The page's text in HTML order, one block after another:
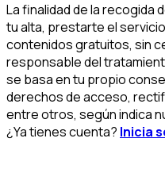
La finalidad de la recogida
tu alta, prestarte el
contenidos gratuitos, sin
responsable del
se basa en tu propio
derechos de acceso,
entre otros, según indica
¿Ya tienes cuenta? Inicia